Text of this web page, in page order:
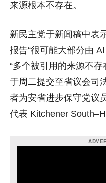
来源根本不存在。
新民主党于新闻稿中表
报告“很可能大部分由
“多个被引用的来源不
于周二提交至省议会司
者为安省进步保守党议
代表 Kitchener